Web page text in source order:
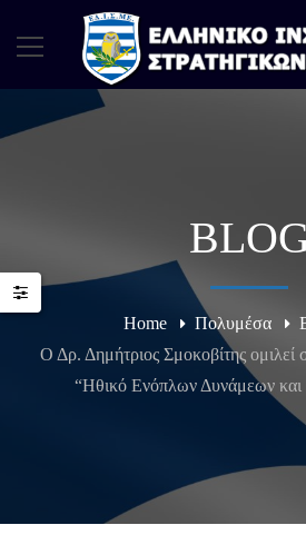
Home Πολυμέσα
Ο Δρ. Δημήτριος Σμοκοβίτης
“Ηθικό Ενόπλων Δυνάμεων